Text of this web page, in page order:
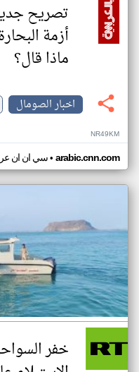
تصريح
أزمة
ماذا قال؟
اخبار الصومال
NR49KM
سي ان ان• arabic.cnn.com
خفر